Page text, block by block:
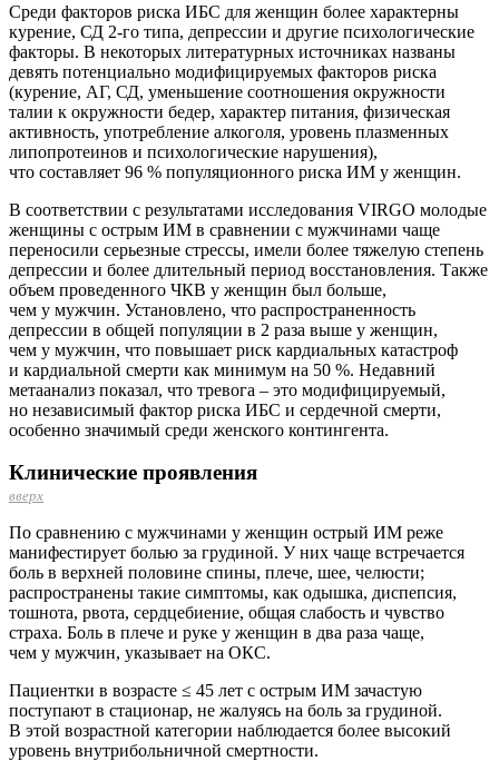
Среди факторов риска ИБС для женщин более характерны
курение, СД 2-го типа, депрессии и другие психологические
факторы. В некоторых литературных источниках названы
девять потенциально модифицируемых факторов риска
(курение, АГ, СД, уменьшение соотношения окружности
талии к окружности бедер, характер питания, физическая
активность, употребление алкоголя, уровень плазменных
липопротеинов и психологические нарушения),
что составляет 96 % популяционного риска ИМ у женщин.
В соответствии с результатами исследования VIRGO молодые
женщины с острым ИМ в сравнении с мужчинами чаще
переносили серьезные стрессы, имели более тяжелую степень
депрессии и более длительный период восстановления. Также
объем проведенного ЧКВ у женщин был больше,
чем у мужчин. Установлено, что распространенность
депрессии в общей популяции в 2 раза выше у женщин,
чем у мужчин, что повышает риск кардиальных катастроф
и кардиальной смерти как минимум на 50 %. Недавний
метаанализ показал, что тревога – это модифицируемый,
но независимый фактор риска ИБС и сердечной смерти,
особенно значимый среди женского контингента.
Клинические проявления
вверх
По сравнению с мужчинами у женщин острый ИМ реже
манифестирует болью за грудиной. У них чаще встречается
боль в верхней половине спины, плече, шее, челюсти;
распространены такие симптомы, как одышка, диспепсия,
тошнота, рвота, сердцебиение, общая слабость и чувство
страха. Боль в плече и руке у женщин в два раза чаще,
чем у мужчин, указывает на ОКС.
Пациентки в возрасте ≤ 45 лет с острым ИМ зачастую
поступают в стационар, не жалуясь на боль за грудиной.
В этой возрастной категории наблюдается более высокий
уровень внутрибольничной смертности.